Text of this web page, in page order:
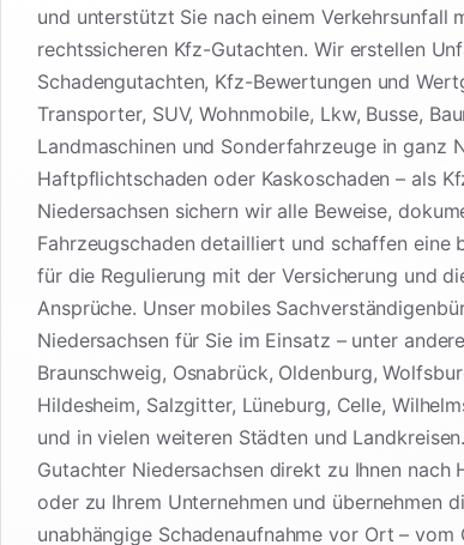
und unterstützt Sie nach einem Verkehrsunfall
rechtssicheren Kfz-Gutachten. Wir erstellen
Schadengutachten, Kfz-Bewertungen und
Transporter, SUV, Wohnmobile, Lkw, Busse,
Landmaschinen und Sonderfahrzeuge in ganz
Haftpflichtschaden oder Kaskoschaden – als
Niedersachsen sichern wir alle Beweise,
Fahrzeugschaden detailliert und schaffen eine
für die Regulierung mit der Versicherung und
Ansprüche. Unser mobiles
Niedersachsen für Sie im Einsatz – unter
Braunschweig, Osnabrück, Oldenburg,
Hildesheim, Salzgitter, Lüneburg, Celle,
und in vielen weiteren Städten und
Gutachter Niedersachsen direkt zu Ihnen nach
oder zu Ihrem Unternehmen und übernehmen
unabhängige Schadenaufnahme vor Ort – vom